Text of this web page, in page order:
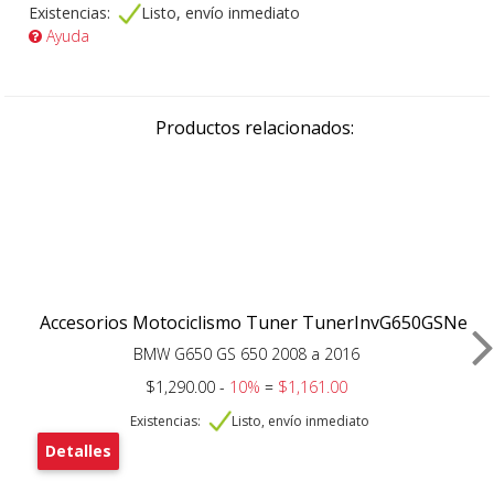
Existencias:
Listo, envío inmediato
Ayuda
Productos relacionados:
Accesorios Motociclismo Tuner TunerInvG650GSNe
BMW G650 GS 650 2008 a 2016
$1,290.00 - 10%= $1,161.00
Existencias: Listo, envío inmediato
Detalles